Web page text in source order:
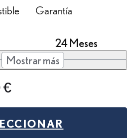
Garantía
24 Meses
Mostrar más
€